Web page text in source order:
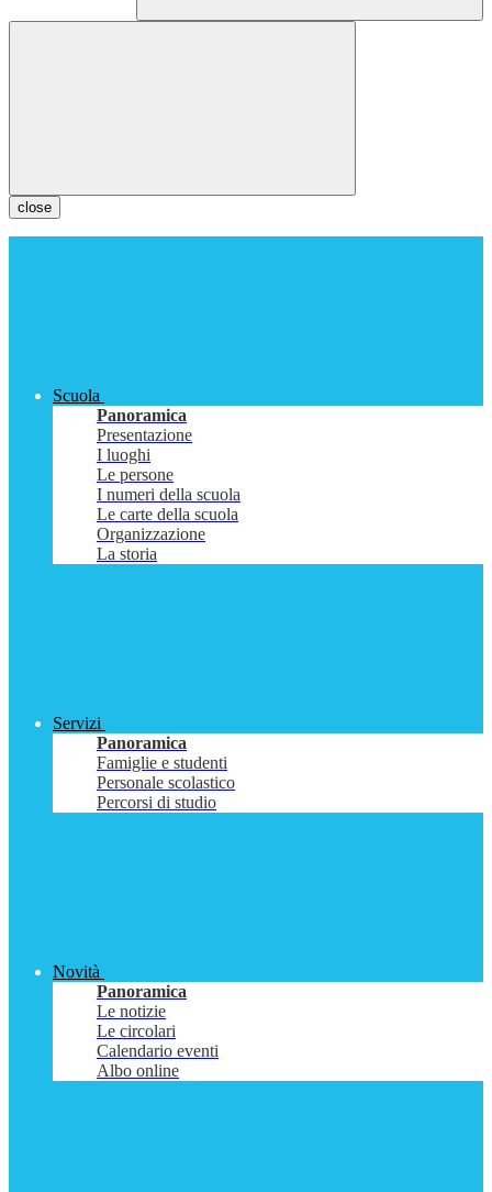
close
Scuola
Panoramica
Presentazione
I luoghi
Le persone
I numeri della scuola
Le carte della scuola
Organizzazione
La storia
Servizi
Panoramica
Famiglie e studenti
Personale scolastico
Percorsi di studio
Novità
Panoramica
Le notizie
Le circolari
Calendario eventi
Albo online